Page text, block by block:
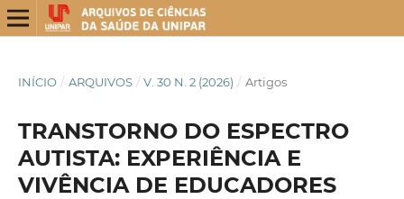
INÍCIO / ARQUIVOS / V. 30 N. 2 (2026) / Artigos
TRANSTORNO DO ESPECTRO
AUTISTA: EXPERIÊNCIA E
VIVÊNCIA DE EDUCADORES